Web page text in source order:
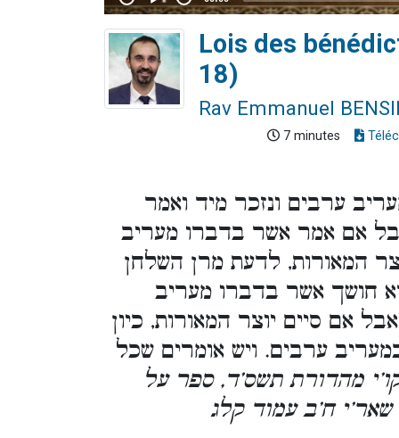
Lois des
18)
Rav Emmanuel
7 minutes
ערבים ונזכר מיד ואמר
אבל אם אמר אשר בדברו מעריב
המאורות, לדעת מרן השלחן
חושך אשר בדברו מעריב
אם סיים יוצר המאורות, כיון
ערבים. ויש אומרים שכל
מהדורת תשס’ד, ספר על
ח’ב עמוד קלג